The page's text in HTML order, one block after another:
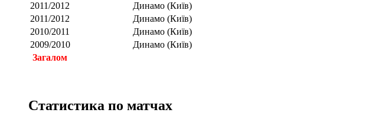
2011/2012
Динамо (Київ)
2011/2012
Динамо (Київ)
2010/2011
Динамо (Київ)
2009/2010
Динамо (Київ)
Загалом
Статистика по матчах